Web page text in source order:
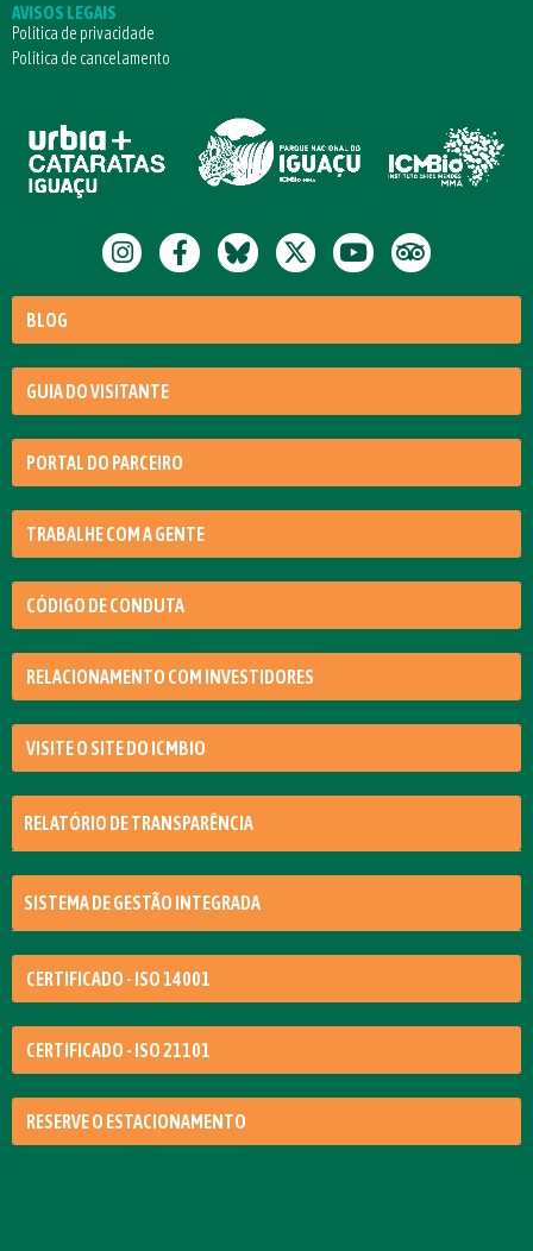
AVISOS LEGAIS
Política de privacidade
Política de cancelamento
BLOG
GUIA DO VISITANTE
PORTAL DO PARCEIRO
TRABALHE COM A GENTE
CÓDIGO DE CONDUTA
RELACIONAMENTO COM INVESTIDORES
VISITE O SITE DO ICMBIO
RELATÓRIO DE TRANSPARÊNCIA
SISTEMA DE GESTÃO INTEGRADA
CERTIFICADO - ISO 14001
CERTIFICADO - ISO 21101
RESERVE O ESTACIONAMENTO